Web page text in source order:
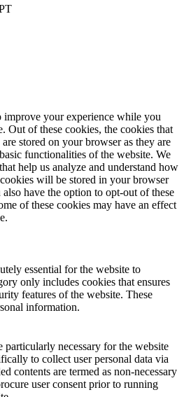
improve your experience while you
Out of these cookies, the cookies that
are stored on your browser as they are
functionalities of the website. We
help us analyze and understand how
will be stored in your browser
have the option to opt-out of these
of these cookies may have an effect
essential for the website to
only includes cookies that ensures
features of the website. These
information.
necessary for the website
to collect user personal data via
contents are termed as non-necessary
user consent prior to running